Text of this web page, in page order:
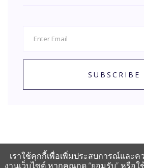
SUBSCRIBE
เราใช้คุกกี้เพื่อเพิ่มประสบการณ์และ
งานเว็บไซต์ หากคุณกด “ยอมรับ” หรือใ